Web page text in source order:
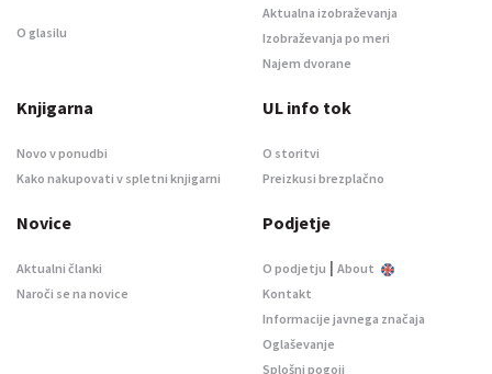
O glasilu
Aktualna izobraževanja
Izobraževanja po meri
Najem dvorane
Knjigarna
Novo v ponudbi
Kako nakupovati v spletni knjigarni
UL info tok
O storitvi
Preizkusi brezplačno
Novice
Aktualni članki
Naroči se na novice
Podjetje
O podjetju | About
Kontakt
Informacije javnega značaja
Oglaševanje
Splošni pogoji